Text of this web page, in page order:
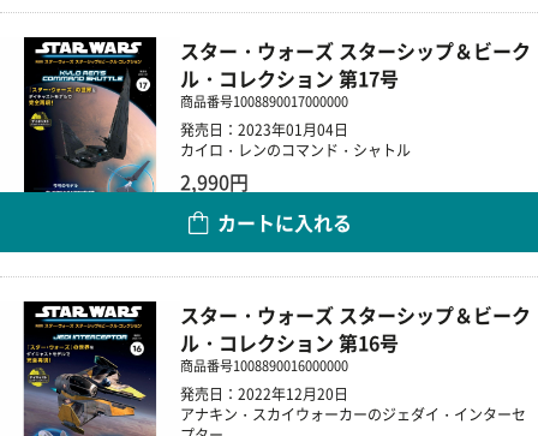
スター・ウォーズ スターシップ＆ビーク
ル・コレクション 第17号
商品番号1008890017000000
発売日：2023年01月04日
カイロ・レンのコマンド・シャトル
2,990円
カートに入れる
スター・ウォーズ スターシップ＆ビーク
ル・コレクション 第16号
商品番号1008890016000000
発売日：2022年12月20日
アナキン・スカイウォーカーのジェダイ・インターセ